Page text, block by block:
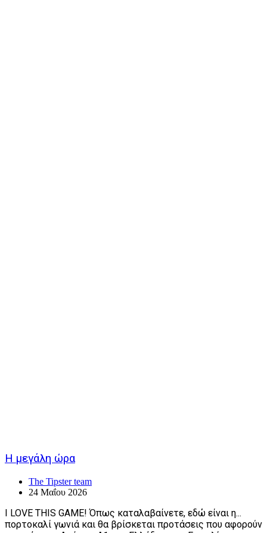
Η μεγάλη ώρα
The Tipster team
24 Μαΐου 2026
I LOVE THIS GAME! Όπως καταλαβαίνετε, εδώ είναι η...
πορτοκαλί γωνιά και θα βρίσκεται προτάσεις που αφορούν